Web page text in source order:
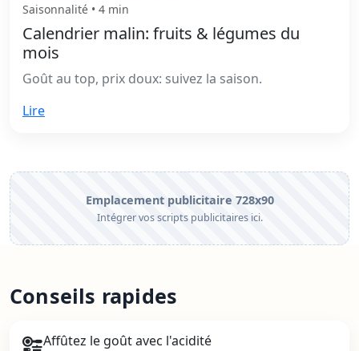
Saisonnalité • 4 min
Calendrier malin: fruits & légumes du
mois
Goût au top, prix doux: suivez la saison.
Lire
Emplacement publicitaire 728x90
Intégrer vos scripts publicitaires ici.
Conseils rapides
Affûtez le goût avec l'acidité